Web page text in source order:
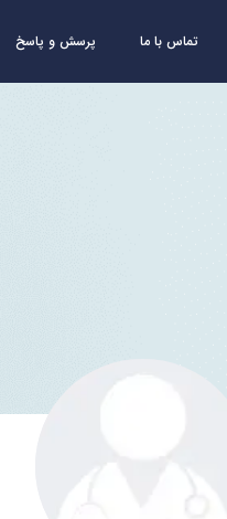
تماس با ما پرسش و پاسخ